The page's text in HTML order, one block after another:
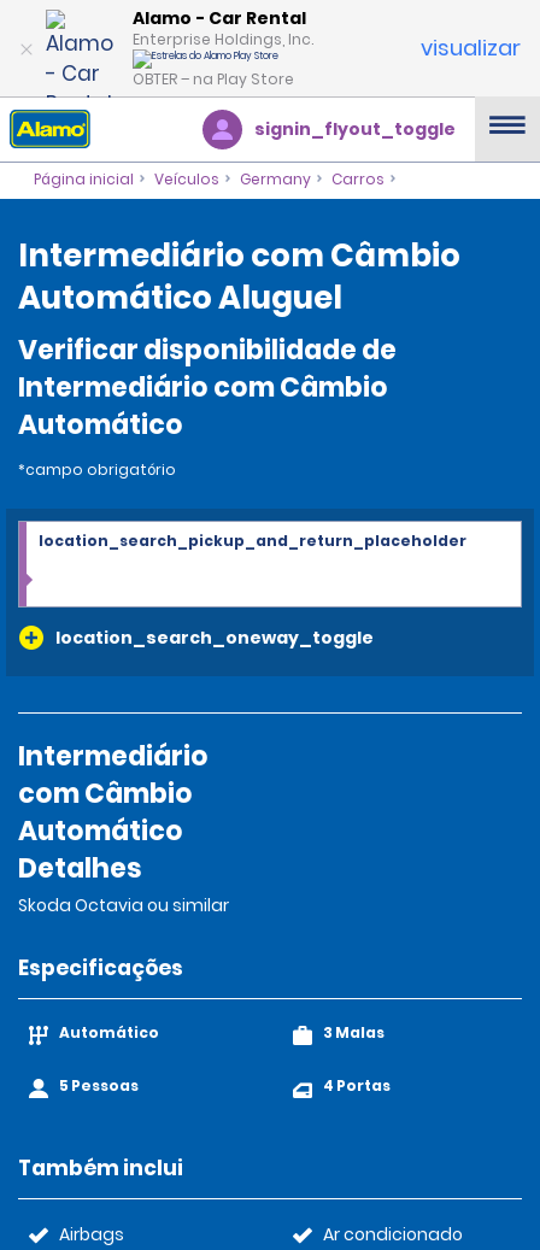
Alamo - Car Rental
Enterprise Holdings, Inc.
OBTER – na Play Store
visualizar
signin_flyout_toggle
Página inicial Veículos Germany Carros
Intermediário com Câmbio
Automático Aluguel
Verificar disponibilidade de
Intermediário com Câmbio
Automático
*campo obrigatório
location_search_oneway_toggle
location_search_pickup_and_return_placeholder
Intermediário
com Câmbio
Automático
Detalhes
Skoda Octavia ou similar
Especificações
Automático
5 Pessoas
3 Malas
4 Portas
Também inclui
Airbags
Ar condicionado